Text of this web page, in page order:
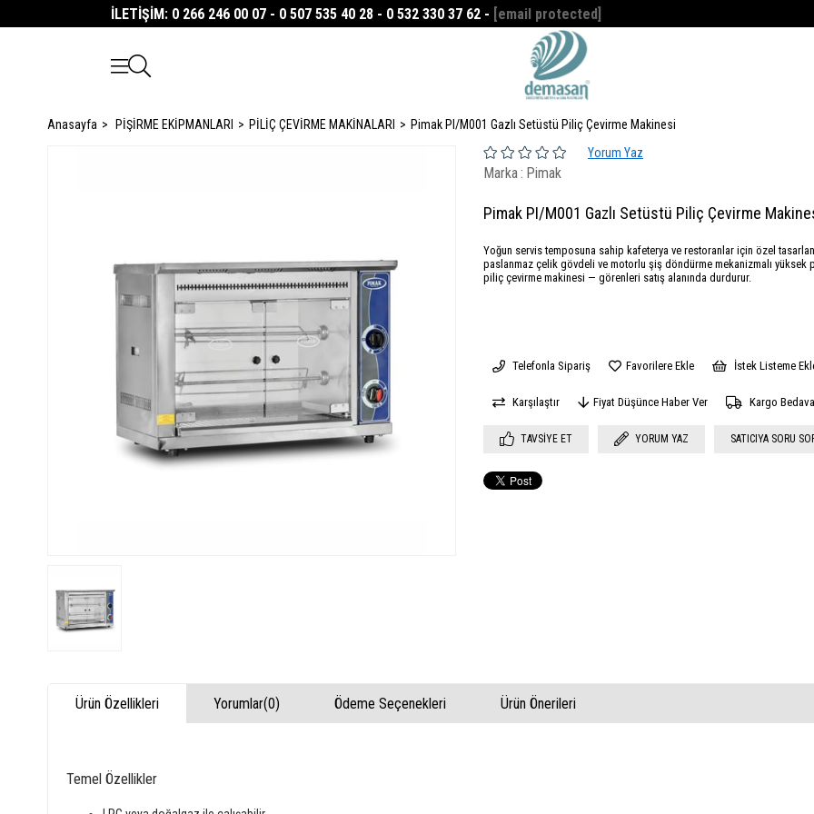
İLETİŞİM: 0 266 246 00 07 - 0 507 535 40 28 - 0 532 330 37 62 - [email protected]
Anasayfa PİŞİRME EKİPMANLARI PİLİÇ ÇEVİRME MAKİNALARI
Pimak PI/M001 Gazlı Setüstü Piliç Çevirme Makinesi
Yorum Yaz
Marka: Pimak
Pimak PI/M001 Gazlı Setüstü Piliç Çevirme
Yoğun servis temposuna sahip kafeterya ve restoranlar için özel
paslanmaz çelik gövdeli ve motorlu şiş döndürme mekanizmalı yüksek
piliç çevirme makinesi — görenleri satış alanında durdurur.
Telefonla Sipariş Favorilere Ekle İstek Listeme
Karşılaştır Fiyat Düşünce Haber Ver Kargo Bedava
TAVSIYE ET YORUM YAZ SATICIYA SORU
Ürün Özellikleri Yorumlar(0) Ödeme Seçenekleri Ürün Önerileri
Temel Özellikler